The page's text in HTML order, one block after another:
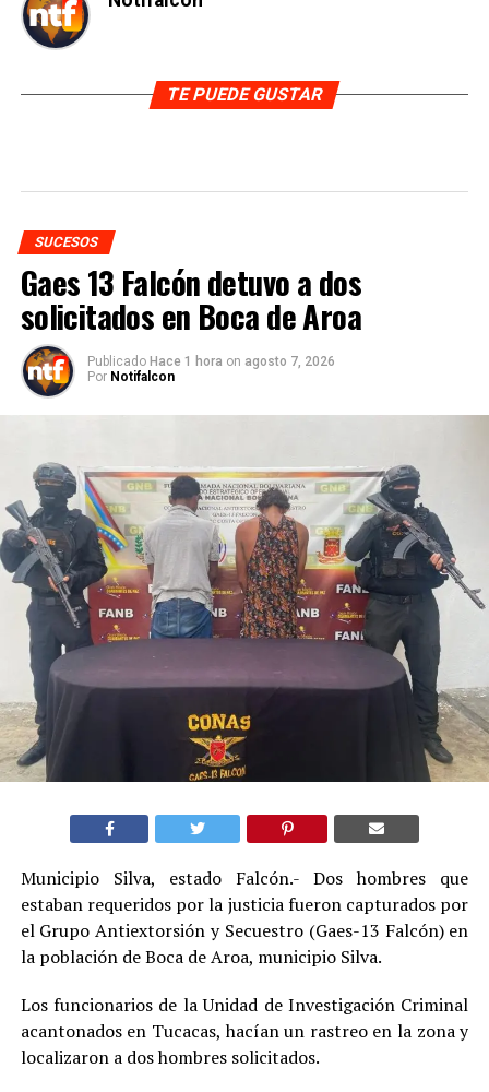
TE PUEDE GUSTAR
SUCESOS
Gaes 13 Falcón detuvo a dos
solicitados en Boca de Aroa
Publicado Hace 1 hora on agosto 7, 2026
Por Notifalcon
Municipio Silva, estado Falcón.- Dos hombres que
estaban requeridos por la justicia fueron capturados por
el Grupo Antiextorsión y Secuestro (Gaes-13 Falcón) en
la población de Boca de Aroa, municipio Silva.
Los funcionarios de la Unidad de Investigación Criminal
acantonados en Tucacas, hacían un rastreo en la zona y
localizaron a dos hombres solicitados.